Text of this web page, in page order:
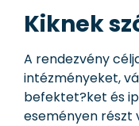
Kiknek
A rendezvény
intézményeket,
befektet?ket és
eseményen részt